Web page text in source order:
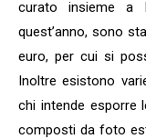
curato insieme a
quest’anno, sono
euro, per cui si
Inoltre esistono
chi intende esporre
composti da foto